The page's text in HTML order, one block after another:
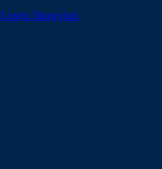
Login Spaggiari